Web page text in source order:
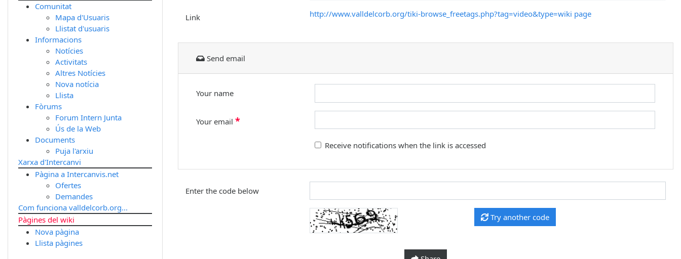
Link http://www.valldelcorb.org/tiki-browse_freetags.php?tag=video&type=wiki page
Send email
Your name
Your email *
Receive notifications when the link is accessed
Enter the code below
Try another code
Comunitat
Mapa d'Usuaris
Llistat d'usuaris
Informacions
Notícies
Activitats
Altres Notícies
Nova notícia
Llista
Fòrums
Forum Intern Junta
Ús de la Web
Documents
Puja l'arxiu
Xarxa d'Intercanvi
Pàgina a Intercanvis.net
Ofertes
Demandes
Com funciona valldelcorb.org...
Pàgines del wiki
Nova pàgina
Llista pàgines